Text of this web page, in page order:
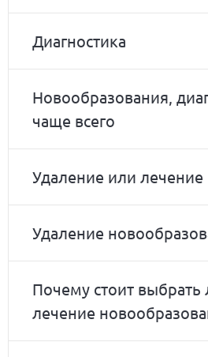
Диагностика
Новообразования,
чаще всего
Удаление или лечение
Удаление
Почему стоит выбрать
лечение